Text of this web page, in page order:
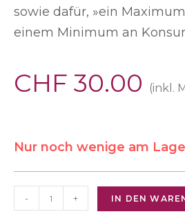
sowie dafür, »ein
einem Minimum an
CHF 30.00 (inkl.
Nur noch wenige am
- + IN DEN